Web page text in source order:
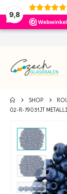
9,8
SHOP
02-R-79031JT